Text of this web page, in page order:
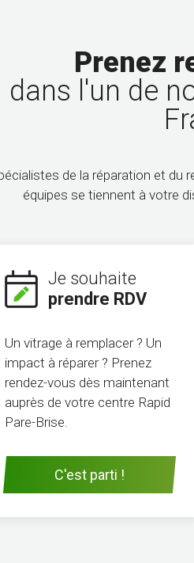
Prenez
dans l'un de
de la réparation et du
équipes se tiennent à votre
Je souhaite
prendre RDV
Un vitrage à remplacer ? Un
impact à réparer ? Prenez
rendez-vous dès maintenant
auprès de votre centre Rapid
Pare-Brise.
C'est parti !